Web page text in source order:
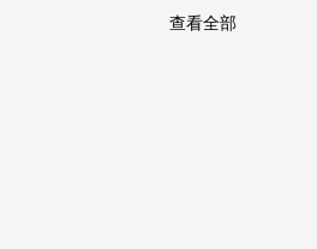
查看全部